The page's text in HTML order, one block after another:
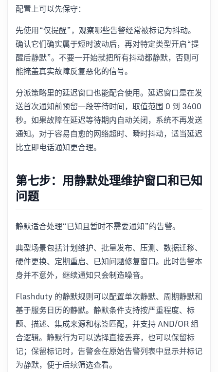
配置上可以先保守：
先使用“仅提醒”，观察哪些告警经常被标记为抖动。
确认它们确实属于短时波动后，再对特定类型开启“提
醒后静默”。不要一开始就把所有抖动都静默，否则可
能掩盖真实故障反复恶化的信号。
分派策略里的延迟窗口也能配合使用。延迟窗口是在发
送首次通知前预留一段等待时间，取值范围 0 到 3600
秒。如果故障在延迟等待期内自动关闭，系统不再发送
通知。对于容易自愈的网络超时、瞬时抖动，适当延迟
比立即电话通知更合理。
第七步：用静默处理维护窗口和已知
问题
静默适合处理“已知且暂时不需要通知”的告警。
典型场景包括计划维护、批量发布、压测、数据迁移、
硬件更换、定期重启、已知问题修复窗口。此时告警本
身并不意外，继续通知只会制造噪音。
Flashduty 的静默规则可以配置单次静默、周期静默和
基于服务日历的静默。静默条件支持按严重程度、标
题、描述、集成来源和标签匹配，并支持 AND/OR 组
合逻辑。静默行为可以选择直接丢弃，也可以保留标
记；保留标记时，告警会在原始告警列表中显示并标记
为静默，便于后续筛选查看。